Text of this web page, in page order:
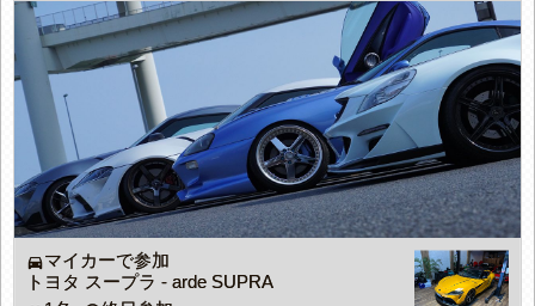
directions_carマイカーで参加
トヨタ スープラ - arde SUPRA